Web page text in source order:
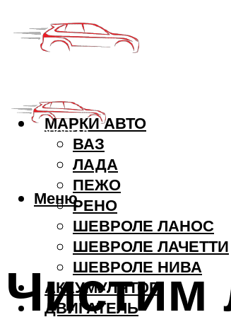
МАРКИ АВТО
ВАЗ
ЛАДА
ПЕЖО
РЕНО
ШЕВРОЛЕ ЛАНОС
ШЕВРОЛЕ ЛАЧЕТТИ
ШЕВРОЛЕ НИВА
АККУМУЛЯТОР
ДВИГАТЕЛЬ
Меню
Чистим